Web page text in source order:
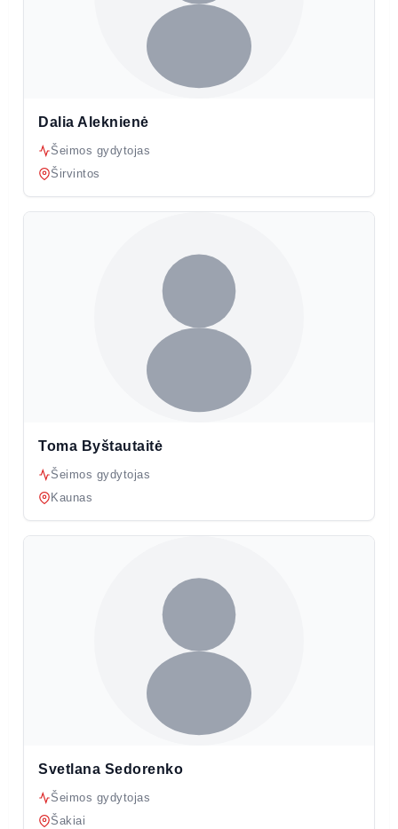
Dalia Aleknienė
Šeimos gydytojas
Širvintos
Toma Byštautaitė
Šeimos gydytojas
Kaunas
Svetlana Sedorenko
Šeimos gydytojas
Šakiai